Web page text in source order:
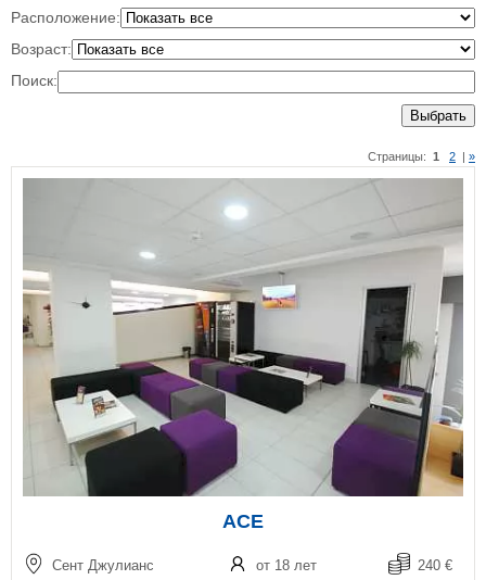
Расположение:
Возраст:
Поиск:
Выбрать
Страницы: 1 2 | »
ACE
Сент Джулианс от 18 лет 240 €